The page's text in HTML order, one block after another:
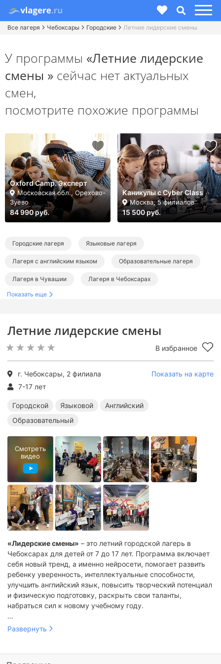
Все лагеря Чебоксары Городские Летние лидерские смены
Летние лидерские смены
В избранное
г. Чебоксары, 2 филиала
Показать на карте
7-17 лет
Городской Языковой
Английский
Образовательный
«Лидерские смены» – это летний городской лагерь в
Чебоксарах для детей от 7 до 17 лет. Программа включает
себя новый тренд, а именно нейросети, помогает развить
ребенку уверенность, интеллектуальные способности,
улучшить английский язык, повысить творческий потенциал
и физическую подготовку, раскрыть свои таланты,
набраться сил к новому учебному году.
Лагерь расположен в СЗР, ЮЗР, Канаш, Алатырь, где
Развернуть
Смотреть
видео
У программы «Летние лидерские
смены » сейчас нет актуальных
смен,
посмотрите похожие программы
Oxford Camp. Эксперт
Московская обл., Орехово-
Зуево
84 990 руб.
Каникулы с Cyber Class
Москва, 5 филиалов
15 500 руб.
Городские лагеря Языковые лагеря
Лагеря с английским языком Образовательные лагеря
Лагеря в Чувашии Лагеря в Чебоксарах
Показать еще